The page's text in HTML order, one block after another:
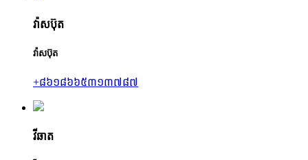
វ៉ាសប៊ុត
វ៉ាសប៊ុត
+៨៦១៨៦៦៥៣១៣៧៨៧
វីឆាត